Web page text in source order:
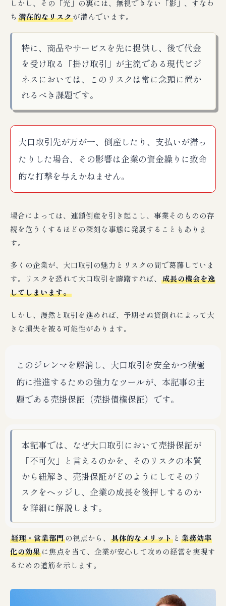
しかし、その「光」の裏には、無視できない「影」、すなわ
ち 潜在的なリスクが潜んでいます。
特に、商品やサービスを先に提供し、後で代金
を受け取る「掛け取引」が主流である現代ビジ
ネスにおいては、このリスクは常に念頭に置か
れるべき課題です。
大口取引先が万が一、倒産したり、支払いが滞っ
たりした場合、その影響は企業の資金繰りに致命
的な打撃を与えかねません。
場合によっては、連鎖倒産を引き起こし、事業そのものの存
続を危うくするほどの深刻な事態に発展することもありま
す。
多くの企業が、大口取引の魅力とリスクの間で葛藤していま
す。リスクを恐れて大口取引を躊躇すれば、 成長の機会を逸
してしまいます。
しかし、漫然と取引を進めれば、予期せぬ貸倒れによって大
きな損失を被る可能性があります。
このジレンマを解消し、大口取引を安全かつ積極
的に推進するための強力なツールが、本記事の主
題である売掛保証（売掛債権保証）です。
本記事では、なぜ大口取引において売掛保証が
「不可欠」と言えるのかを、そのリスクの本質
から紐解き、売掛保証がどのようにしてそのリ
スクをヘッジし、企業の成長を後押しするのか
を詳細に解説します。
経理・営業部門の視点から、 具体的なメリット と 業務効率
化の効果に焦点を当て、企業が安心して攻めの経営を実現す
るための道筋を示します。